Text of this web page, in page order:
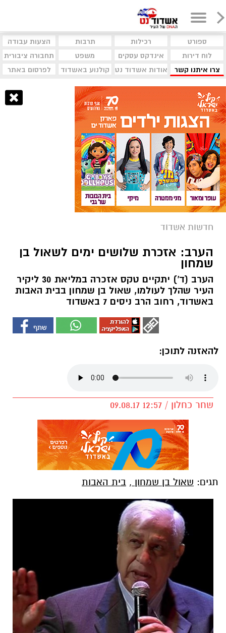
ספורט רכילות תרבות
הצעות עבודה
לוח דירות
אינדקס עסקים משפט
תחבורה ציבורית
צרו איתנו קשר
אודות אשדוד נט קולנוע באשדוד לפרסום באתר
חדשות אשדוד
הערב: אזכרת שלושים ימים לשאול בן
שמחון
הערב (ד') יתקיים טקס אזכרה במליאת 30 ליקיר
העיר שהלך לעולמו, שאול בן שמחון בבית האבות
באשדוד, רחוב הרב ניסים 7 באשדוד
להאזנה לתוכן:
שחר כחלון / 12:57 09.08.17
תגים: שאול בן שמחון , בית האבות